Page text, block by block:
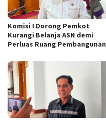
Komisi I Dorong Pemkot
Kurangi Belanja ASN demi
Perluas Ruang Pembangunan